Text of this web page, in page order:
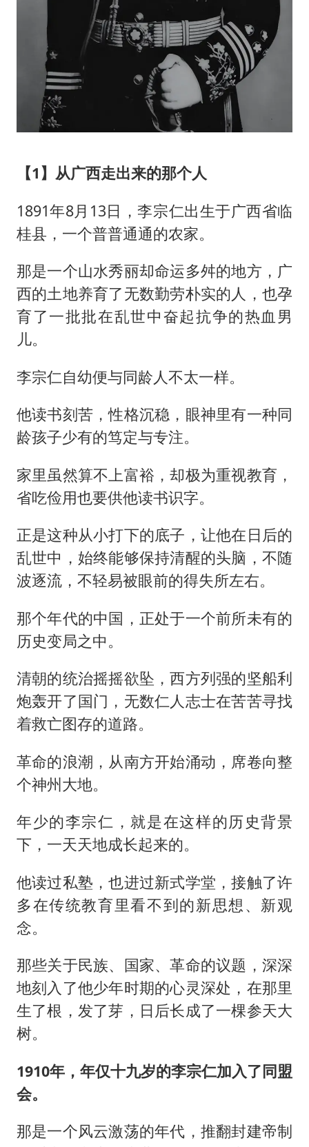
【1】从广西走出来的那个人
1891年8月13日，李宗仁出生于广西省临
桂县，一个普普通通的农家。
那是一个山水秀丽却命运多舛的地方，广
西的土地养育了无数勤劳朴实的人，也孕
育了一批批在乱世中奋起抗争的热血男
儿。
李宗仁自幼便与同龄人不太一样。
他读书刻苦，性格沉稳，眼神里有一种同
龄孩子少有的笃定与专注。
家里虽然算不上富裕，却极为重视教育，
省吃俭用也要供他读书识字。
正是这种从小打下的底子，让他在日后的
乱世中，始终能够保持清醒的头脑，不随
波逐流，不轻易被眼前的得失所左右。
那个年代的中国，正处于一个前所未有的
历史变局之中。
清朝的统治摇摇欲坠，西方列强的坚船利
炮轰开了国门，无数仁人志士在苦苦寻找
着救亡图存的道路。
革命的浪潮，从南方开始涌动，席卷向整
个神州大地。
年少的李宗仁，就是在这样的历史背景
下，一天天地成长起来的。
他读过私塾，也进过新式学堂，接触了许
多在传统教育里看不到的新思想、新观
念。
那些关于民族、国家、革命的议题，深深
地刻入了他少年时期的心灵深处，在那里
生了根，发了芽，日后长成了一棵参天大
树。
1910年，年仅十九岁的李宗仁加入了同盟
会。
那是一个风云激荡的年代，推翻封建帝制